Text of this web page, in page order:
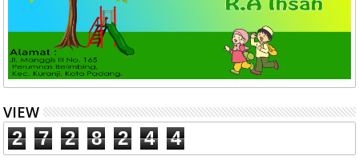
VIEW
2 7 2 8 2 4 4